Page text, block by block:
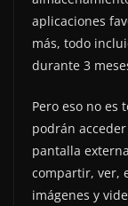
aplicaciones
más, todo
durante 3
Pero eso no es
podrán
pantalla
compartir, ver,
imágenes y